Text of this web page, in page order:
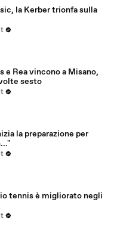
la Kerber trionfa sulla
e Rea vincono a Misano,
sesto
la preparazione per
tennis è migliorato negli